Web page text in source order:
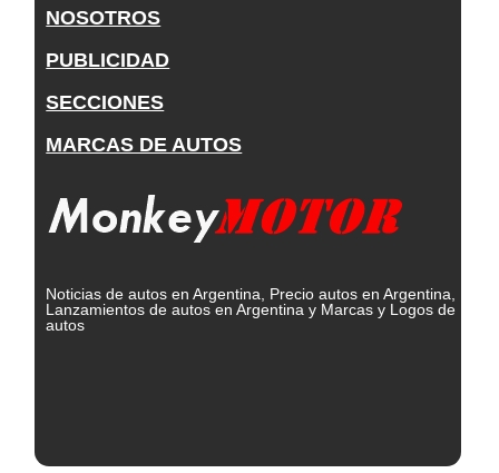
NOSOTROS
PUBLICIDAD
SECCIONES
MARCAS DE AUTOS
Noticias de autos en Argentina, Precio autos en Argentina,
Lanzamientos de autos en Argentina y Marcas y Logos de
autos